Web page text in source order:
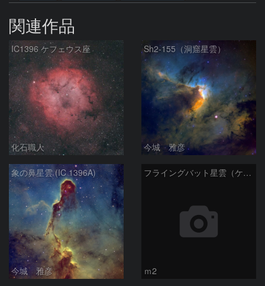
関連作品
IC1396 ケフェウス座
化石職人
Sh2-155（洞窟星雲）
今城 雅彦
象の鼻星雲 (IC 1396A)
今城 雅彦
フライングバット星雲（ケフェウス座）
ｍ2